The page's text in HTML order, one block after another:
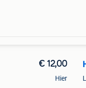
€ 12,00
Hier